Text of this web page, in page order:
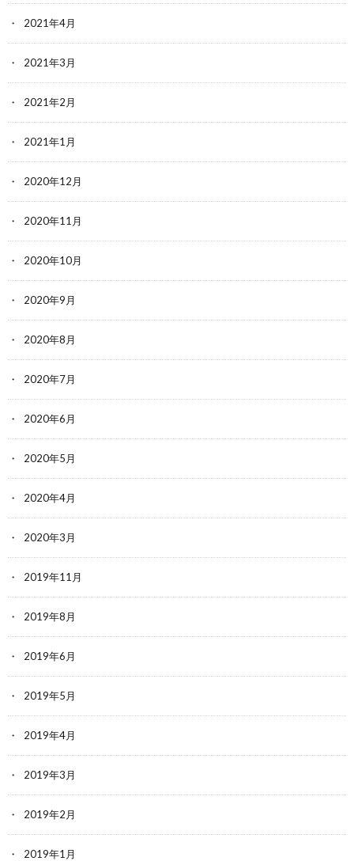
2021年4月
2021年3月
2021年2月
2021年1月
2020年12月
2020年11月
2020年10月
2020年9月
2020年8月
2020年7月
2020年6月
2020年5月
2020年4月
2020年3月
2019年11月
2019年8月
2019年6月
2019年5月
2019年4月
2019年3月
2019年2月
2019年1月